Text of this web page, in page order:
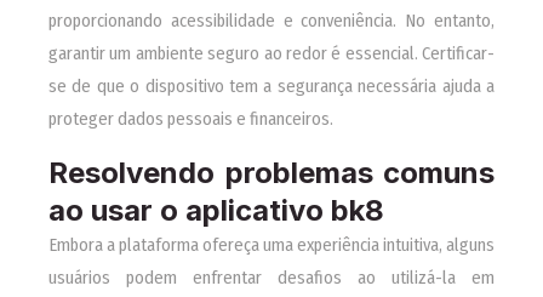
proporcionando acessibilidade e conveniência. No entanto,
garantir um ambiente seguro ao redor é essencial. Certificar-
se de que o dispositivo tem a segurança necessária ajuda a
proteger dados pessoais e financeiros.
Resolvendo problemas comuns
ao usar o aplicativo bk8
Embora a plataforma ofereça uma experiência intuitiva, alguns
usuários podem enfrentar desafios ao utilizá-la em